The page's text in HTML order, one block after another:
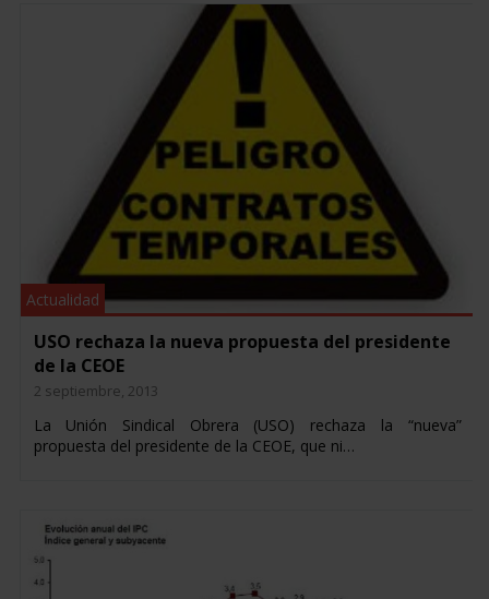
Actualidad
USO rechaza la nueva propuesta del presidente
de la CEOE
2 septiembre, 2013
La Unión Sindical Obrera (USO) rechaza la “nueva”
propuesta del presidente de la CEOE, que ni…